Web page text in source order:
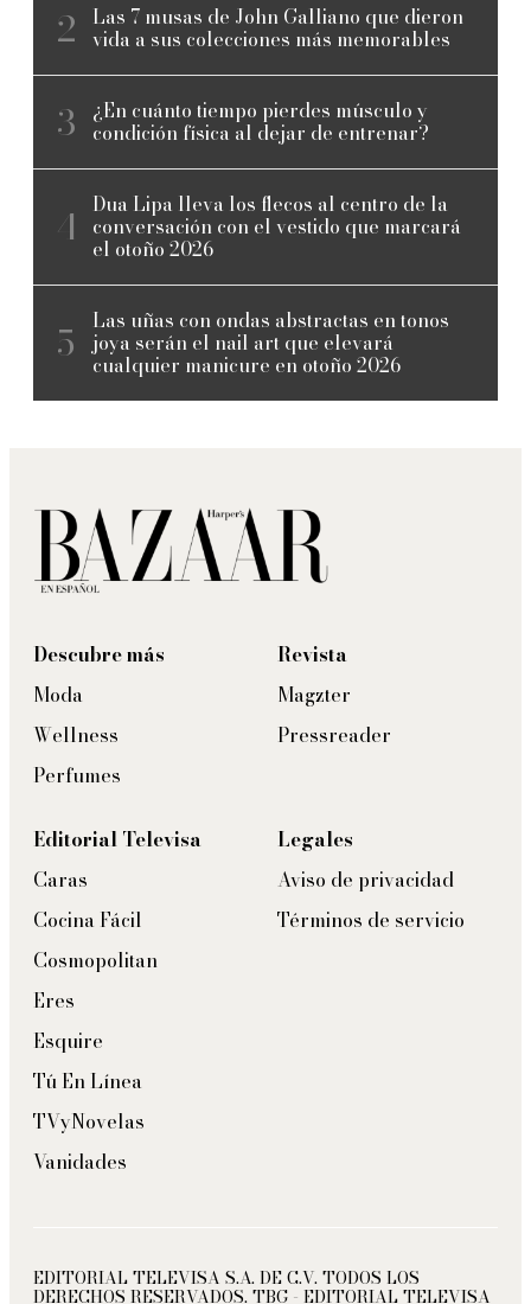
Las 7 musas de John Galliano que dieron
vida a sus colecciones más memorables
¿En cuánto tiempo pierdes músculo y
condición física al dejar de entrenar?
Dua Lipa lleva los flecos al centro de la
conversación con el vestido que marcará
el otoño 2026
Las uñas con ondas abstractas en tonos
joya serán el nail art que elevará
cualquier manicure en otoño 2026
Descubre más
Moda
Wellness
Perfumes
Revista
Magzter
Pressreader
Editorial Televisa
Caras
Cocina Fácil
Cosmopolitan
Eres
Esquire
Tú En Línea
TVyNovelas
Vanidades
Legales
Aviso de privacidad
Términos de servicio
EDITORIAL TELEVISA S.A. DE C.V. TODOS LOS
DERECHOS RESERVADOS. TBG - EDITORIAL TELEVISA